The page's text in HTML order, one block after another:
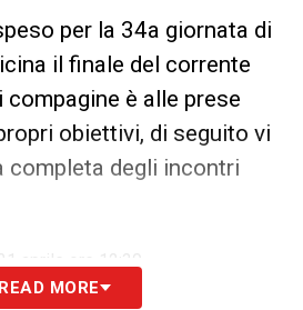
per la 34a giornata di
il finale del corrente
compagine è alle prese
obiettivi, di seguito vi
completa degli incontri
: 21 aprile ore 15:00
READ MORE